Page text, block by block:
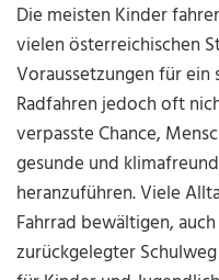
Die meisten Kinder
vielen österreichischen
Voraussetzungen für ein
Radfahren jedoch oft
verpasste Chance,
gesunde und
heranzuführen. Viele
Fahrrad bewältigen,
zurückgelegter